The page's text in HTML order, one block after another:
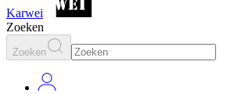
Karwei
Zoeken
Zoeken